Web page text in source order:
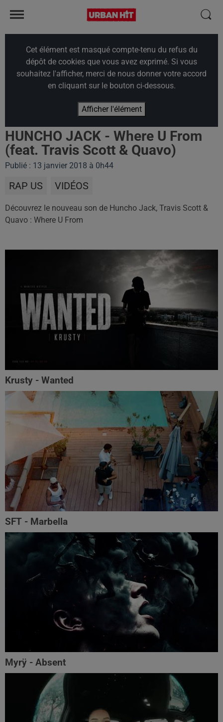
Cet élément est masqué compte-tenu du refus du
dépôt de cookies que vous avez exprimé. Si vous
souhaitez l'afficher, merci de nous donner votre accord
en cliquant sur le bouton ci-dessous.
Afficher l'élément
HUNCHO JACK - Where U From
(feat. Travis Scott & Quavo)
Publié : 13 janvier 2018 à 0h44
RAP US VIDÉOS
Découvrez le nouveau son de Huncho Jack, Travis Scott &
Quavo : Where U From
Krusty - Wanted
SFT - Marbella
Myrÿ - Absent